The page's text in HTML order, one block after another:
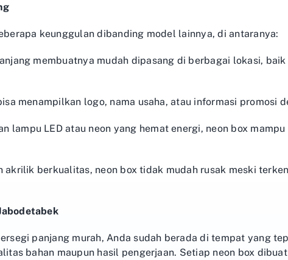
keunggulan dibanding model lainnya, di antaranya:
membuatnya mudah dipasang di berbagai lokasi,
menampilkan logo, nama usaha, atau informasi promosi
lampu LED atau neon yang hemat energi, neon box
akrilik berkualitas, neon box tidak mudah rusak meski
panjang murah, Anda sudah berada di tempat yang
bahan maupun hasil pengerjaan. Setiap neon box